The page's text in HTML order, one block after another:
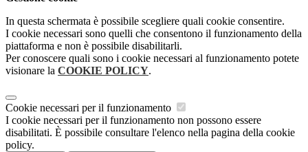
In questa schermata è possibile scegliere quali cookie consentire.
I cookie necessari sono quelli che consentono il funzionamento della
piattaforma e non è possibile disabilitarli.
Per conoscere quali sono i cookie necessari al funzionamento potete
visionare la COOKIE POLICY.
Cookie necessari per il funzionamento
I cookie necessari per il funzionamento non possono essere
disabilitati. È possibile consultare l'elenco nella pagina della cookie
policy.